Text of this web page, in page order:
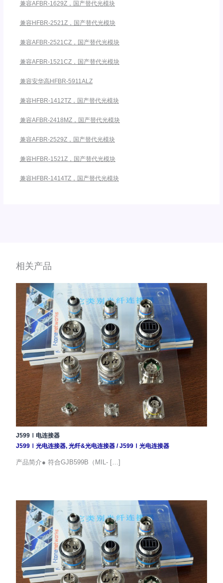
兼容AFBR-1629Z，国产替代光模块
兼容HFBR-2521Z，国产替代光模块
兼容AFBR-2521CZ，国产替代光模块
兼容AFBR-1521CZ，国产替代光模块
兼容安华高HFBR-5911ALZ
兼容HFBR-1412TZ，国产替代光模块
兼容AFBR-2418MZ，国产替代光模块
兼容AFBR-2529Z，国产替代光模块
兼容HFBR-1521Z，国产替代光模块
兼容HFBR-1414TZ，国产替代光模块
相关产品
J599Ⅰ电连接器
J599Ⅰ光电连接器, 光纤&光电连接器/J599Ⅰ光电连接器
产品简介● 符合GJB599B（MIL- […]